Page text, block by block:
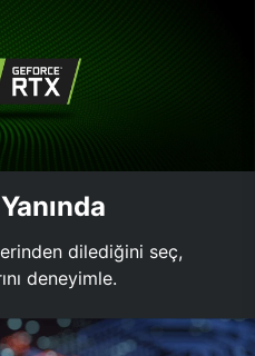
dilediğini seç,
deneyimle.